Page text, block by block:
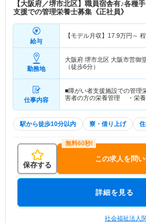
【大阪府／堺市北区】職員宿舎有♪各種
支援での管理栄養士募集《正社員》
給与
【モデル月収】 17.9万円～
勤務地
大阪府 堺市北区 大阪市営御
（徒歩6分）
仕事内容
■障がい者支援施設での管
害者の方の栄養管理 ・栄
駅から徒歩10分以内 寮・借り上げ
保存する
この求人を問
詳細を見る
社会福祉法人